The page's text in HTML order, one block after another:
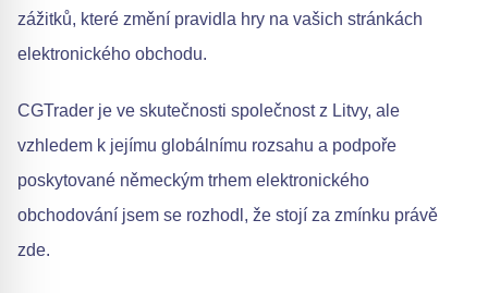
zážitků, které změní pravidla hry na vašich stránkách
elektronického obchodu.
CGTrader je ve skutečnosti společnost z Litvy, ale
vzhledem k jejímu globálnímu rozsahu a podpoře
poskytované německým trhem elektronického
obchodování jsem se rozhodl, že stojí za zmínku právě
zde.